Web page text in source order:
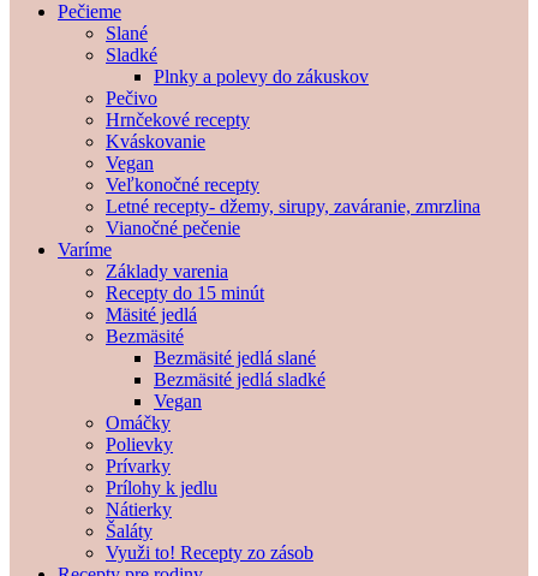
Pečieme
Slané
Sladké
Plnky a polevy do zákuskov
Pečivo
Hrnčekové recepty
Kváskovanie
Vegan
Veľkonočné recepty
Letné recepty- džemy, sirupy, zaváranie, zmrzlina
Vianočné pečenie
Varíme
Základy varenia
Recepty do 15 minút
Mäsité jedlá
Bezmäsité
Bezmäsité jedlá slané
Bezmäsité jedlá sladké
Vegan
Omáčky
Polievky
Prívarky
Prílohy k jedlu
Nátierky
Šaláty
Využi to! Recepty zo zásob